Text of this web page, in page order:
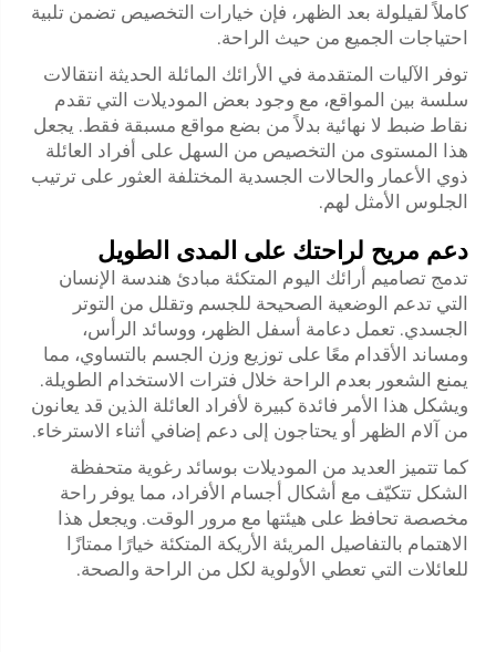
كاملاً لقيلولة بعد الظهر، فإن خيارات التخصيص تضمن تلبية
احتياجات الجميع من حيث الراحة.
توفر الآليات المتقدمة في الأرائك المائلة الحديثة انتقالات
سلسة بين المواقع، مع وجود بعض الموديلات التي تقدم
نقاط ضبط لا نهائية بدلاً من بضع مواقع مسبقة فقط. يجعل
هذا المستوى من التخصيص من السهل على أفراد العائلة
ذوي الأعمار والحالات الجسدية المختلفة العثور على ترتيب
الجلوس الأمثل لهم.
دعم مريح لراحتك على المدى الطويل
تدمج تصاميم أرائك اليوم المتكئة مبادئ هندسة الإنسان
التي تدعم الوضعية الصحيحة للجسم وتقلل من التوتر
الجسدي. تعمل دعامة أسفل الظهر، ووسائد الرأس،
ومساند الأقدام معًا على توزيع وزن الجسم بالتساوي، مما
يمنع الشعور بعدم الراحة خلال فترات الاستخدام الطويلة.
ويشكل هذا الأمر فائدة كبيرة لأفراد العائلة الذين قد يعانون
من آلام الظهر أو يحتاجون إلى دعم إضافي أثناء الاسترخاء.
كما تتميز العديد من الموديلات بوسائد رغوية متحفظة
الشكل تتكيّف مع أشكال أجسام الأفراد، مما يوفر راحة
مخصصة تحافظ على هيئتها مع مرور الوقت. ويجعل هذا
الاهتمام بالتفاصيل المريئة الأريكة المتكئة خيارًا ممتازًا
للعائلات التي تعطي الأولوية لكل من الراحة والصحة.